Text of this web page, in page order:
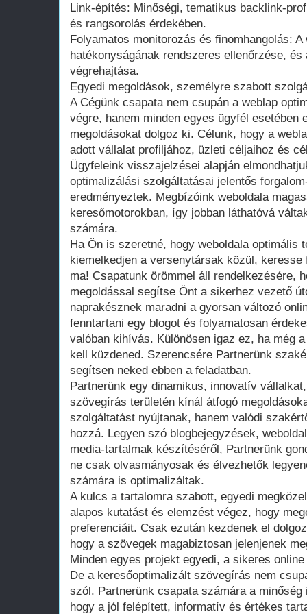
Link-építés: Minőségi, tematikus backlink-
és rangsorolás érdekében.
Folyamatos monitorozás és finomhangolás:
hatékonyságának rendszeres ellenőrzése,
végrehajtása.
Egyedi megoldások, személyre szabott
A Cégünk csapata nem csupán a weblap
végre, hanem minden egyes ügyfél esetében
megoldásokat dolgoz ki. Célunk, hogy a
adott vállalat profiljához, üzleti céljaihoz és
Ügyfeleink visszajelzései alapján
optimalizálási szolgáltatásai jelentős
eredményeztek. Megbízóink weboldala
keresőmotorokban, így jobban láthatóvá
számára.
Ha Ön is szeretné, hogy weboldala optimális
kiemelkedjen a versenytársak közül,
ma! Csapatunk örömmel áll rendelkezésére,
megoldással segítse Önt a sikerhez vezető
naprakésznek maradni a gyorsan változó
fenntartani egy blogot és folyamatosan
valóban kihívás. Különösen igaz ez, ha még
kell küzdened. Szerencsére Partnerünk
segítsen neked ebben a feladatban.
Partnerünk egy dinamikus, innovatív
szövegírás területén kínál átfogó
szolgáltatást nyújtanak, hanem valódi
hozzá. Legyen szó blogbejegyzések,
media-tartalmak készítéséről, Partnerünk
ne csak olvasmányosak és élvezhetők
számára is optimalizáltak.
A kulcs a tartalomra szabott, egyedi
alapos kutatást és elemzést végez, hogy
preferenciáit. Csak ezután kezdenek el
hogy a szövegek magabiztosan jelenjenek
Minden egyes projekt egyedi, a sikeres
De a keresőoptimalizált szövegírás nem
szól. Partnerünk csapata számára a
hogy a jól felépített, informatív és értékes